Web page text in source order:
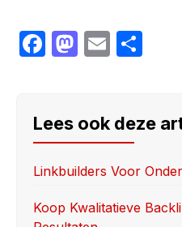
F
e
b
o
o
M
o
d
o
n
E
e
Lees ook deze
Linkbuilders Voor
Koop Kwalitatieve